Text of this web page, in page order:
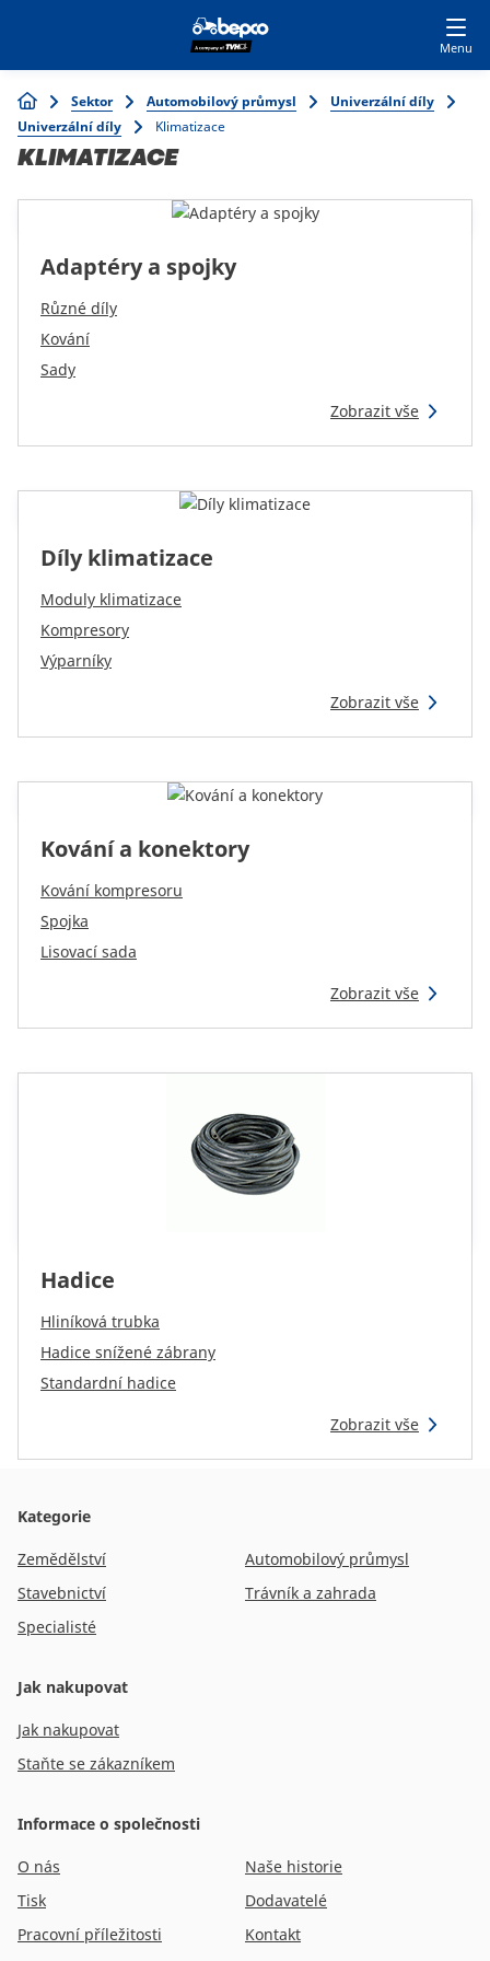
content
Reman & Repair
Zemědělská technika a vybavení farmy
Jak nakupovat
Glassinter
Energic Plus
navigation
Zemědělství
Trávník a zahrada
Specialisté
Přihlásit se k nákupu STAŇTE SE ZÁKAZNÍKEM
Breadcrumb
Sektor Automobilový průmysl
Univerzální díly
Univerzální díly
Klimatizace
KLIMATIZACE
Adaptéry a spojky
Různé díly
Kování
Sady
Zobrazit vše
Díly klimatizace
Moduly klimatizace
Kompresory
Výparníky
Zobrazit vše
Kování a konektory
Kování kompresoru
Spojka
Lisovací sada
Zobrazit vše
Hadice
Hliníková trubka
Hadice snížené zábrany
Standardní hadice
Zobrazit vše
Kategorie
Zemědělství
Automobilový průmysl
Stavebnictví
Trávník a zahrada
Specialisté
Jak nakupovat
Jak nakupovat
Staňte se zákazníkem
Informace o společnosti
O nás
Naše historie
Tisk
Dodavatelé
Pracovní příležitosti
Kontakt